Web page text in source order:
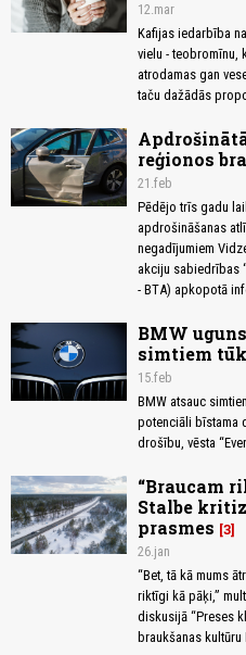
12.mar
Kafijas iedarbība
vielu - teobromīnu,
atrodamas gan
taču dažādās
reģionos
21.feb
Pēdējo trīs gadu
apdrošināšanas
negadījumiem
akciju sabiedrības
- BTA) apkopotā
BMW
simtiem
15.feb
BMW atsauc
potenciāli bīstama
drošību, vēsta
“Braucam
Stalbe
prasmes 3
26.jan
“Bet, tā kā mums
riktīgi kā pāķi,”
diskusijā “Preses
braukšanas kultūru